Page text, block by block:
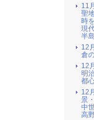
11
聖
時
現
半島
12
倉
12
明
都
12
景
中
高